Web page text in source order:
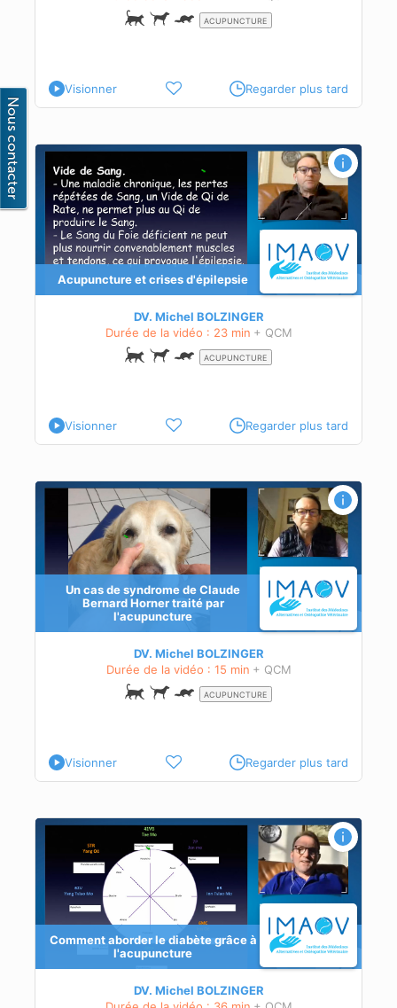
ACUPUNCTURE
Visionner Regarder plus tard
Acupuncture et crises d'épilepsie
DV. Michel BOLZINGER
Durée de la vidéo : 23 min + QCM
ACUPUNCTURE
Visionner Regarder plus tard
Un cas de syndrome de Claude
Bernard Horner traité par
l'acupuncture
DV. Michel BOLZINGER
Durée de la vidéo : 15 min + QCM
ACUPUNCTURE
Visionner Regarder plus tard
Comment aborder le diabète grâce à
l'acupuncture
DV. Michel BOLZINGER